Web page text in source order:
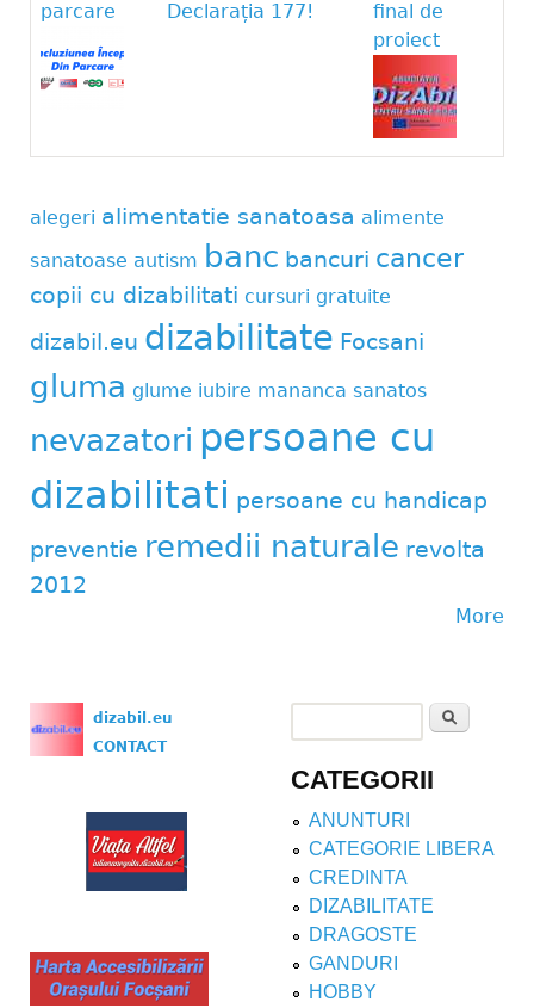
parcare Declarația 177!
final de
proiect
alegeri alimentatie sanatoasa alimente
sanatoase autism banc bancuri cancer
copii cu dizabilitati cursuri gratuite
dizabil.eu dizabilitate Focsani
gluma glume iubire mananca sanatos
nevazatori persoane cu
dizabilitati persoane cu handicap
preventie remedii naturale revolta
2012
More
dizabil.eu
CONTACT
Search form
CATEGORII
ANUNTURI
CATEGORIE LIBERA
CREDINTA
DIZABILITATE
DRAGOSTE
GANDURI
HOBBY